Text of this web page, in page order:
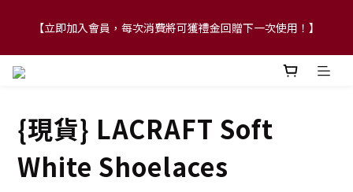
【FLASH SALE 兩件指定現貨產品即享88折】
【立即加入會員，每次消費將可獲禮金回贈下一次使用！】
【FLASH SALE 兩件指定現貨產品即享88折】
{現貨} LACRAFT Soft
White Shoelaces